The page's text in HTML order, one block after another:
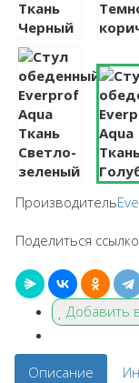
Производитель
Поделиться
Добавить
Описание